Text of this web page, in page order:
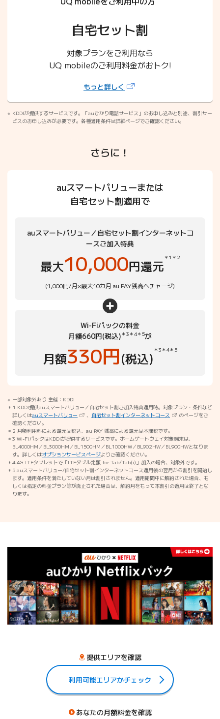
自宅セット割
対象プランをご利用なら
UQ mobileのご利用料金がおトク!
もっと詳しく （新しいタブで開きます）
KDDIが提供するサービスです。「auひかり電話サービス」のお申し込みと別途、割引サー
ビスのお申し込みが必要です。各種適用条件は詳細ページでご確認ください。
さらに！
auスマートバリューまたは
自宅セット割適用で
auスマートバリュー／自宅セット割インターネットコ
ースご加入特典
最大10,000円還元 ＊1 ＊2
(1,000円/月×最大10カ月 au PAY残高へチャージ)
Wi-Fiパックの料金
月額660円(税込) ＊3 ＊4＊5が
月額330円(税込) ＊3 ＊4＊5
一部対象外あり 主催：KDDI
1 KDDI提供auスマートバリュー／自宅セット割ご加入特典適用時。対象プラン・条件など
詳しくはauスマートバリュー （新しいタブで開きます）
、 自宅セット割インターネットコース （新しいタブで開き
のページをご
確認ください。
2 月額利用料による還元は税込、au PAY 残高による還元は不課税です。
3 Wi-FiパックはKDDIが提供するサービスです。ホームゲートウェイ対象端末は、
BL4000HM／BL3000HM／BL1500HM／BL1000HW／BL902HW／BL900HWとなりま
す。詳しくはオプションサービスページよりご確認ください。
4 4G LTEタブレットで「LTEダブル定額 for Tab/Tab(i)」加入の場合、対象外です。
5 auスマートバリュー/自宅セット割インターネットコース適用後の翌月から割引を開始し
ます。適用条件を満たしていない月は割引されません。適用期間中に解約された場合、も
しくは指定の料金プラン等が廃止された場合は、解約月をもって本割引の適用は終了とな
ります。
提供エリアを確認
利用可能エリアかチェック
あなたの月額料金を確認